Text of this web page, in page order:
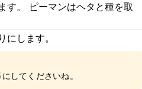
す。 ピーマンはヘタと種を取
にします。
してくださいね。